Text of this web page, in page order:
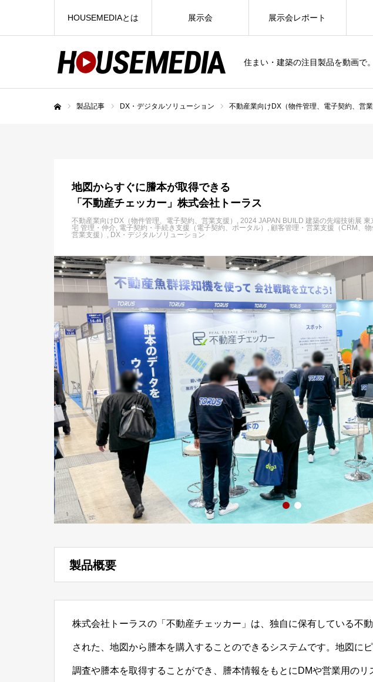
住まい・建築の注目製品を動画で
HOUSEMEDIAとは 展示会 展示会レポート
製品記事 DX・デジタルソリューション 不動産業向けDX（物件管理、電子契約、営業
地図からすぐに謄本が取得できる
「不動産チェッカー」株式会社トーラス
不動産業向けDX（物件管理、電子契約、営業支援） 2024 JAPAN BUILD 建築の先端技術展 東
宅 管理・仲介 電子契約・手続き支援（電子契約、ポータル）
顧客管理・営業支援（CRM、物
営業支援）
DX・デジタルソリューション
製品概要
株式会社トーラスの「不動産チェッカー」は、独自に保有している不
された、地図から謄本を購入することのできるシステムです。地図に
調査や謄本を取得することができ、謄本情報をもとにDMや営業用のリ